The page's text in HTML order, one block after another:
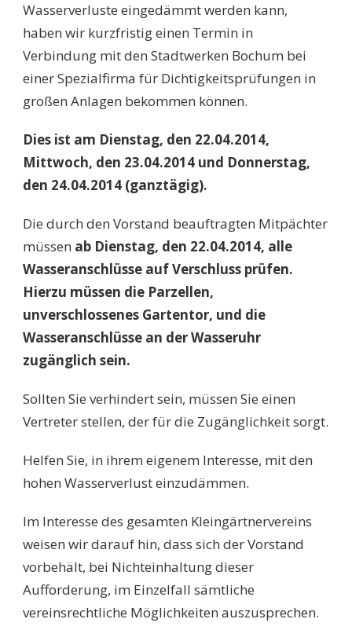
Wasserverluste eingedämmt werden kann,
haben wir kurzfristig einen Termin in
Verbindung mit den Stadtwerken Bochum bei
einer Spezialfirma für Dichtigkeitsprüfungen in
großen Anlagen bekommen können.
Dies ist am Dienstag, den 22.04.2014,
Mittwoch, den 23.04.2014 und Donnerstag,
den 24.04.2014 (ganztägig).
Die durch den Vorstand beauftragten Mitpächter
müssen ab Dienstag, den 22.04.2014, alle
Wasseranschlüsse auf Verschluss prüfen.
Hierzu müssen die Parzellen,
unverschlossenes Gartentor, und die
Wasseranschlüsse an der Wasseruhr
zugänglich sein.
Sollten Sie verhindert sein, müssen Sie einen
Vertreter stellen, der für die Zugänglichkeit sorgt.
Helfen Sie, in ihrem eigenem Interesse, mit den
hohen Wasserverlust einzudämmen.
Im Interesse des gesamten Kleingärtnervereins
weisen wir darauf hin, dass sich der Vorstand
vorbehält, bei Nichteinhaltung dieser
Aufforderung, im Einzelfall sämtliche
vereinsrechtliche Möglichkeiten auszusprechen.